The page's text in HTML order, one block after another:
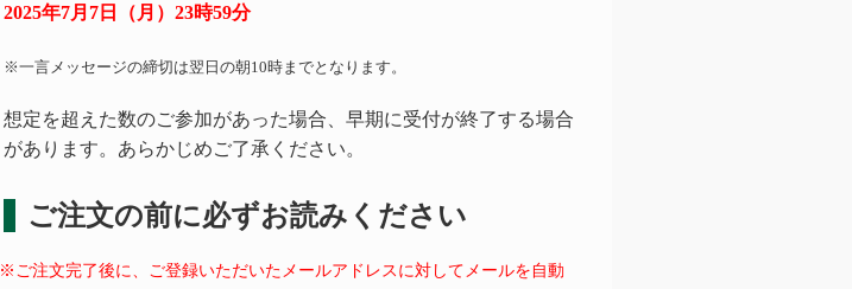
2025年7月7日（月）23時59分
※一言メッセージの締切は翌日の朝10時までとなります。
想定を超えた数のご参加があった場合、早期に受付が終了する場合
があります。あらかじめご了承ください。
ご注文の前に必ずお読みください
※ご注文完了後に、ご登録いただいたメールアドレスに対してメールを自動